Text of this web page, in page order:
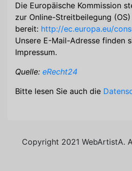
Die Europäische Kommission
zur Online-Streitbeilegung (OS)
bereit: http://ec.europa.eu/
Unsere E-Mail-Adresse finden
Impressum.
Quelle: eRecht24
Bitte lesen Sie auch die
Copyright 2021 WebArtistA.